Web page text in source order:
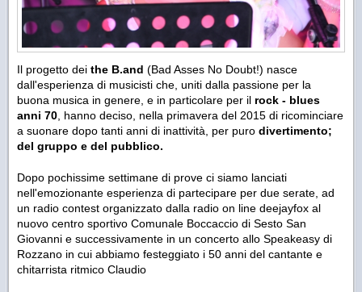
Il progetto dei the B.and (Bad Asses No Doubt!) nasce
dall'esperienza di musicisti che, uniti dalla passione per la
buona musica in genere, e in particolare per il rock - blues
anni 70 , hanno deciso, nella primavera del 2015 di ricominciare
a suonare dopo tanti anni di inattività, per puro divertimento;
del gruppo e del pubblico.
Dopo pochissime settimane di prove ci siamo lanciati
nell'emozionante esperienza di partecipare per due serate, ad
un radio contest organizzato dalla radio on line deejayfox al
nuovo centro sportivo Comunale Boccaccio di Sesto San
Giovanni e successivamente in un concerto allo Speakeasy di
Rozzano in cui abbiamo festeggiato i 50 anni del cantante e
chitarrista ritmico Claudio